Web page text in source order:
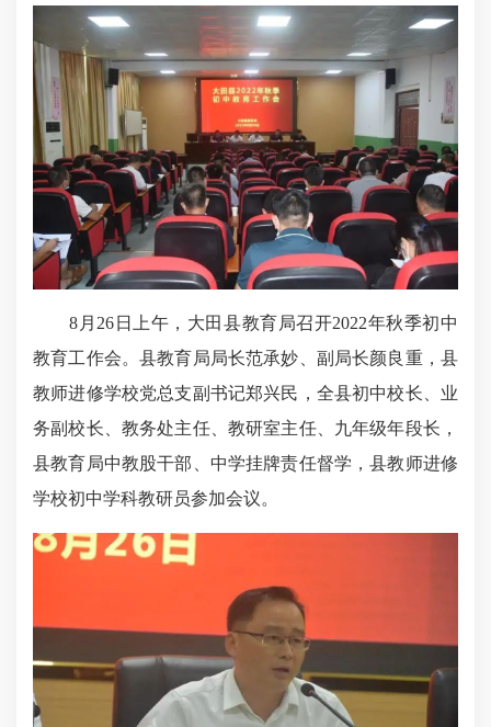
8月26日上午，大田县教育局召开2022年秋季初中
教育工作会。县教育局局长范承妙、副局长颜良重，县
教师进修学校党总支副书记郑兴民，全县初中校长、业
务副校长、教务处主任、教研室主任、九年级年段长，
县教育局中教股干部、中学挂牌责任督学，县教师进修
学校初中学科教研员参加会议。